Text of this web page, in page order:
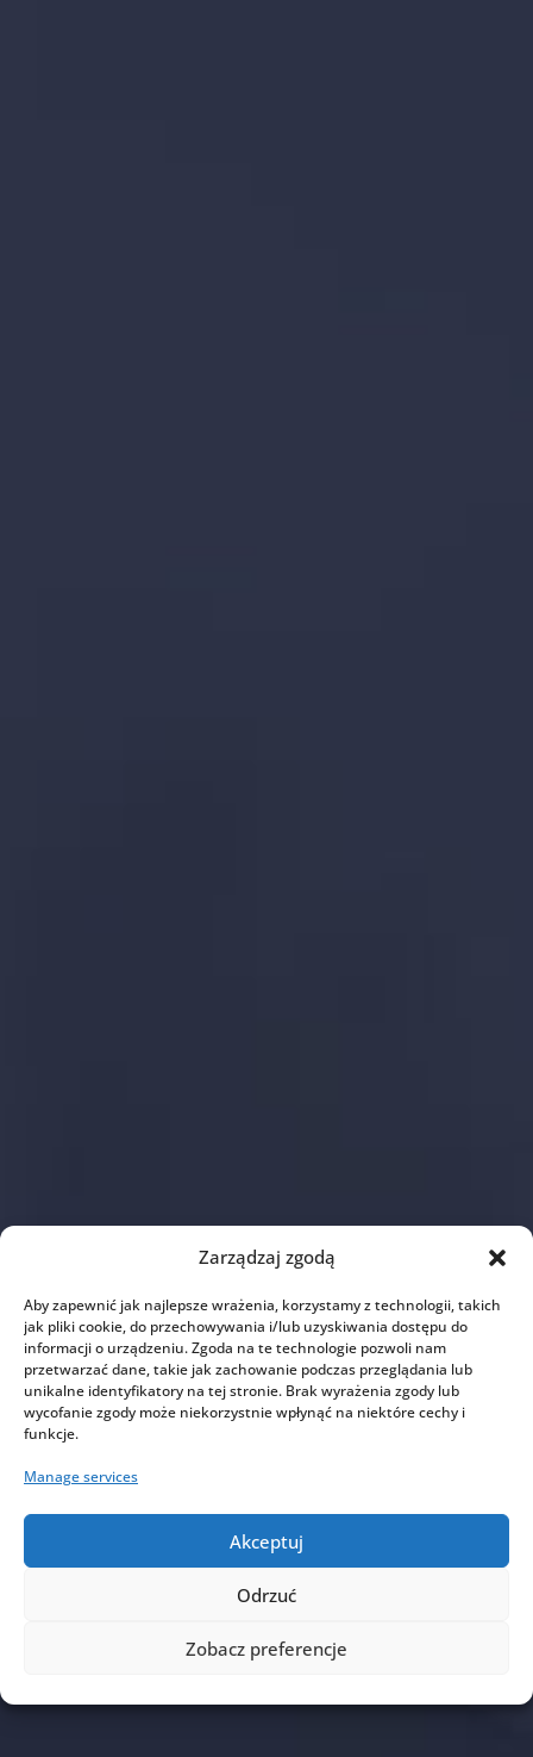
Zarządzaj zgodą
Aby zapewnić jak najlepsze wrażenia, korzystamy z technologii, takich
jak pliki cookie, do przechowywania i/lub uzyskiwania dostępu do
informacji o urządzeniu. Zgoda na te technologie pozwoli nam
przetwarzać dane, takie jak zachowanie podczas przeglądania lub
unikalne identyfikatory na tej stronie. Brak wyrażenia zgody lub
wycofanie zgody może niekorzystnie wpłynąć na niektóre cechy i
funkcje.
Manage services
Akceptuj
Odrzuć
Zobacz preferencje